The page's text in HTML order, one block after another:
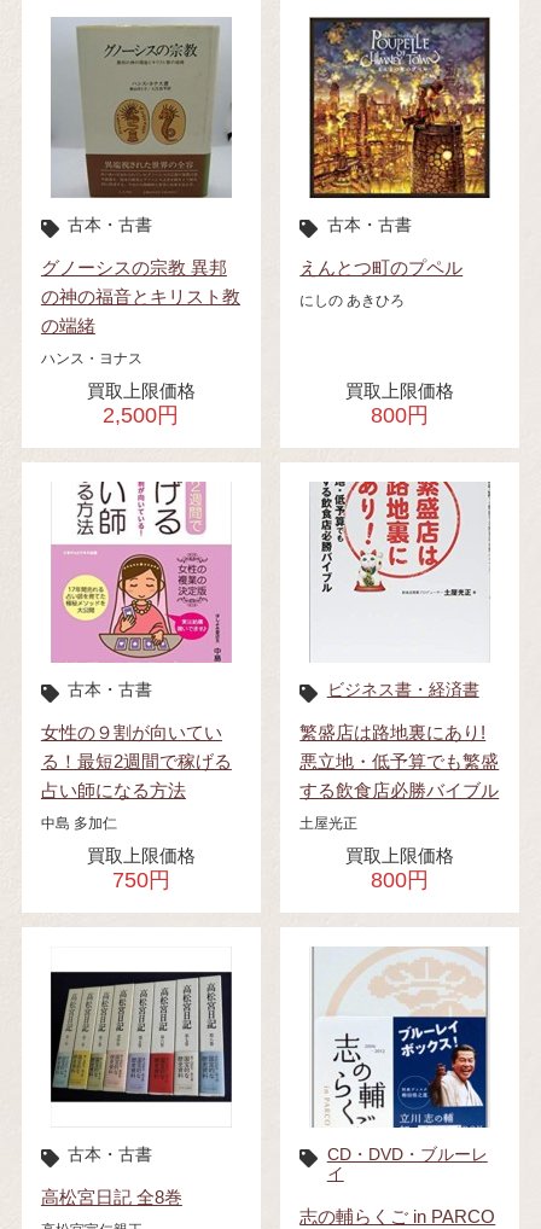
古本・古書
グノーシスの宗教 異邦
の神の福音とキリスト教
の端緒
ハンス・ヨナス
買取上限価格
2,500円
古本・古書
えんとつ町のプペル
にしの あきひろ
買取上限価格
800円
古本・古書
女性の９割が向いてい
る！最短2週間で稼げる
占い師になる方法
中島 多加仁
買取上限価格
750円
ビジネス書・経済書
繁盛店は路地裏にあり!
悪立地・低予算でも繁盛
する飲食店必勝バイブル
土屋光正
買取上限価格
800円
古本・古書
高松宮日記 全8巻
CD・DVD・ブルーレ
イ
志の輔らくご in PARCO